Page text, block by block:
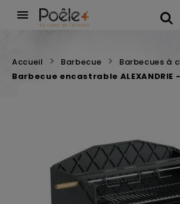

Accueil Barbecue
Barbecues à
Barbecue encastrable ALEXANDRIE